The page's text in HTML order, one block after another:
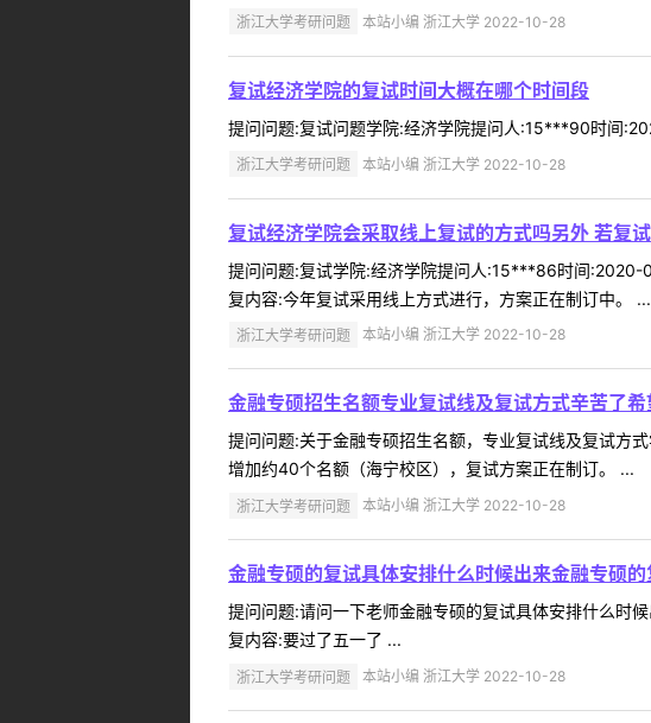
浙江大学考研问题 本站小编 浙江大学 2022-10-28
复试经济学院的复试时间大概在哪个时间段
提问问题:复试问题学院:经济学院提问人:15***90时间
浙江大学考研问题 本站小编 浙江大学 2022-10-28
复试经济学院会采取线上复试的方式吗另外 若复
提问问题:复试学院:经济学院提问人:15***86时间:2020-
复内容:今年复试采用线上方式进行，方案正在制订中。 ...
浙江大学考研问题 本站小编 浙江大学 2022-10-28
金融专硕招生名额专业复试线及复试方式辛苦了
提问问题:关于金融专硕招生名额，专业复试线及复试
增加约40个名额（海宁校区），复试方案正在制订。 ...
浙江大学考研问题 本站小编 浙江大学 2022-10-28
金融专硕的复试具体安排什么时候出来金融专硕
提问问题:请问一下老师金融专硕的复试具体安排什么时
复内容:要过了五一了 ...
浙江大学考研问题 本站小编 浙江大学 2022-10-28